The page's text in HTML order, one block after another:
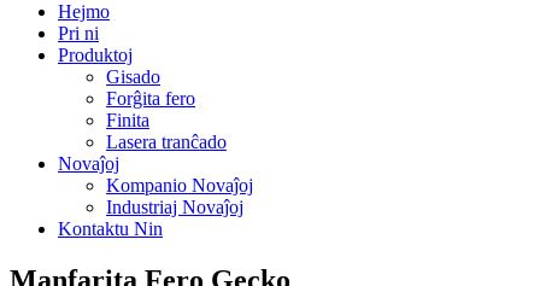
Hejmo
Pri ni
Produktoj
Gisado
Forĝita fero
Finita
Lasera tranĉado
Novaĵoj
Kompanio Novaĵoj
Industriaj Novaĵoj
Kontaktu Nin